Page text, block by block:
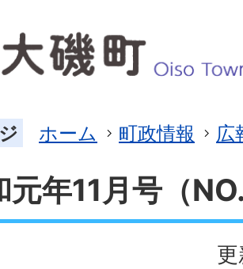
ホーム 町政情報 広
元年11月号（